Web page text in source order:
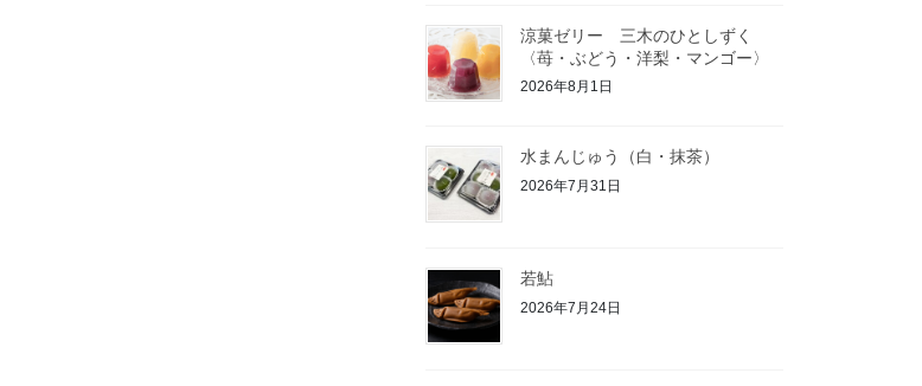
涼菓ゼリー 三木のひとしずく
〈苺・ぶどう・洋梨・マンゴー〉
2026年8月1日
水まんじゅう（白・抹茶）
2026年7月31日
若鮎
2026年7月24日